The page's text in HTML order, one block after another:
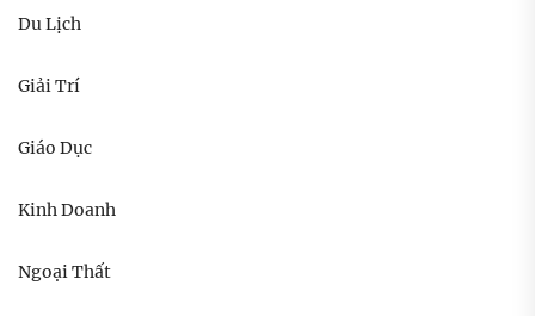
Du Lịch
Giải Trí
Giáo Dục
Kinh Doanh
Ngoại Thất